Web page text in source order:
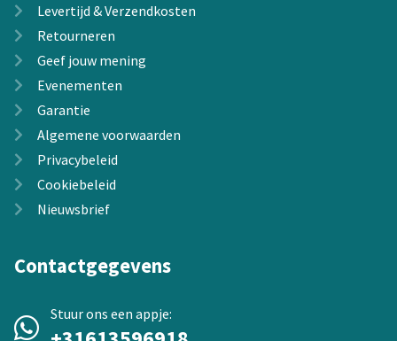
Levertijd & Verzendkosten
Retourneren
Geef jouw mening
Evenementen
Garantie
Algemene voorwaarden
Privacybeleid
Cookiebeleid
Nieuwsbrief
Contactgegevens
Stuur ons een appje: